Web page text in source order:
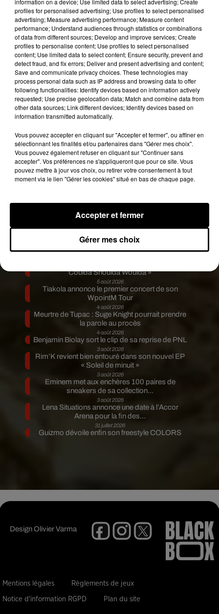
Publié : 20 septembre 2018 à 8h53 par Diane
Charbonnel
Coulda Shoulda Woulda »
5 août 2026
Tiakola annonce le premier concert de son
WpointM Tour
4 août 2026
Meurtre de Tupac : Suge Knight pourrait prendre
la parole au procès
4 août 2026
Benjamin Biolay sort le clip de sa reprise de PNL
3 août 2026
Rim’K revient bien entouré dans son nouvel EP
« Soleil de minuit »
3 août 2026
Eminem met aux enchères 100 paires de
sneakers de sa collection...
3 août 2026
Lena Situations annonce une date à l’Accor
Arena pour la fin des...
31 juillet 2026
Guizmo dévoile enfin son freestyle COLORS
DesignOlivier Varma
Mentions légales Règlements de jeux
Notice d'information RGPD Plan du site
information on a device; Use limited data to select advertising; Create
profiles for personalised advertising; Use profiles to select personalised
advertising; Measure advertising performance; Measure content
performance; Understand audiences through statistics or combinations
of data from different sources; Develop and improve services; Create
profiles to personalise content; Use profiles to select personalised
content; Use limited data to select content; Ensure security, prevent and
detect fraud, and fix errors; Deliver and present advertising and content;
Save and communicate privacy choices. These technologies may
process personal data such as IP address and browsing data to offer
following functionalities: Identify devices based on information actively
requested; Use precise geolocation data; Match and combine data from
other data sources; Link different devices; Identify devices based on
information transmitted automatically.
Vous pouvez accepter en cliquant sur "Accepter et fermer", ou affiner en
sélectionnant les finalités et/ou partenaires dans "Gérer mes choix".
Vous pouvez également refuser en cliquant sur "Continuer sans
accepter". Vos préférences ne s'appliqueront que pour ce site. Vous
pouvez mettre à jour vos choix, ou retirer votre consentement à tout
moment via le lien "Gérer les cookies" situé en bas de chaque page.
Gérer mes choix
Accepter et fermer